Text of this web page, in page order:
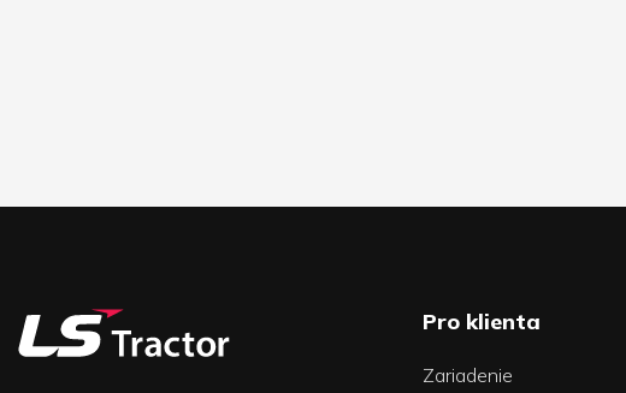
Pro klienta
Zariadenie